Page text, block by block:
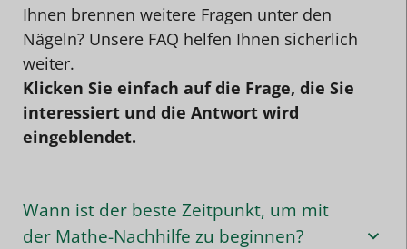
Ihnen brennen weitere Fragen unter den
Nägeln? Unsere FAQ helfen Ihnen sicherlich
weiter.
Klicken Sie einfach auf die Frage, die Sie
interessiert und die Antwort wird
eingeblendet.
Wann ist der beste Zeitpunkt, um mit
der Mathe-Nachhilfe zu beginnen?